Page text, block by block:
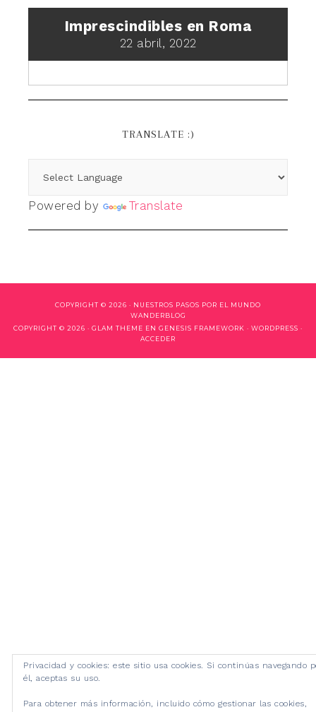
Imprescindibles en Roma
22 abril, 2022
TRANSLATE :)
Powered by Translate
COPYRIGHT © 2026 · NUESTROS PASOS POR EL MUNDO
WANDERBLOG
COPYRIGHT © 2026 · GLAM THEME EN GENESIS FRAMEWORK · WORDPRESS ·
ACCEDER
Privacidad y cookies: este sitio usa cookies. Si continúas navegando
él, aceptas su uso.
Para obtener más información, incluido cómo gestionar las cookies,